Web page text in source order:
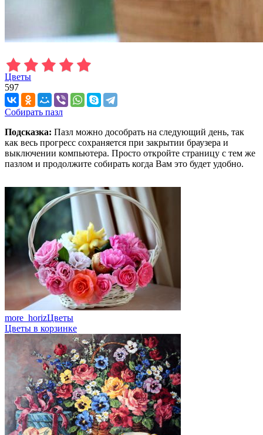
Цветы
597
Собирать пазл
Подсказка: Пазл можно дособрать на следующий день, так
как весь прогресс сохраняется при закрытии браузера и
выключении компьютера. Просто откройте страницу с тем же
пазлом и продолжите собирать когда Вам это будет удобно.
more_horizЦветы
Цветы в корзинке